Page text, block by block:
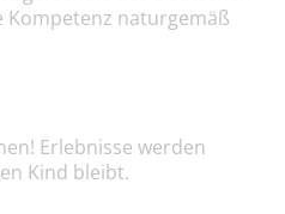
Kompetenz naturgemäß
Erlebnisse werden
Kind bleibt.